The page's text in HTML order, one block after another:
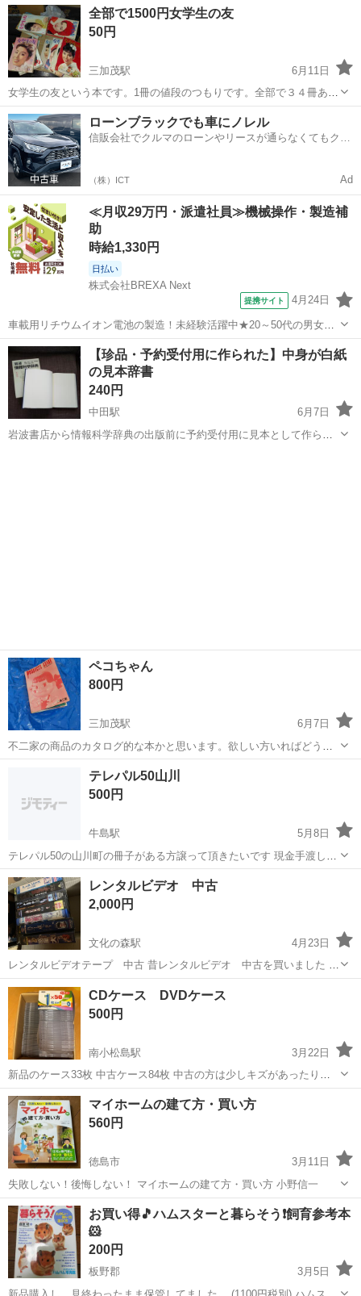
ー12点計20点あります。 まだまだ片付けてたら次々ポスターや カレ
ンダーや限定特大...
徳島 鳴門市 鳴門駅 その他 ポスター
全部で1500円女学生の友
50円
三加茂駅
6月11日
女学生の友という本です。1冊の値段のつもりです。全部で３４冊あり
ます。表紙に載っている芸能人によっては価値があるのもあるらしい
です。画像３は本の付録だと思います。付録も何十冊かあります。ま
とめてや複数買ってくれたら安くします...
徳島 三好郡 三加茂駅 その他
ローンブラックでも車にノレル
信販会社でクルマのローンやリースが通らなくてもクル
（株）ICT Ad
≪月収29万円・派遣社員≫機械操作・製造補
助
時給1,330円
日払い
株式会社BREXA Next
提携サイト 4月24日
車載用リチウムイオン電池の製造！未経験活躍中★20～50代の男女活
躍中！寮費無料★備品付き1R寮完備！自宅からマイカー通勤OK！無料
駐車場完備◎正社員登用制度あり！《徳島県板野郡松茂町》 人気の工
場のお仕事 ◇車載用リチウ...
徳島 その他
【珍品・予約受付用に作られた】中身が白紙
の見本辞書
240円
中田駅
6月7日
岩波書店から情報科学辞典の出版前に予約受付用に見本として作られ
ペコちゃん
800円
三加茂駅
6月7日
不二家の商品のカタログ的な本かと思います。欲しい方いればどう
ぞ。
三加茂駅 その他
テレパル50山川
500円
牛島駅
5月8日
テレパル50の山川町の冊子がある方譲って頂きたいです 現金手渡しに
て対応します
徳島 吉野川市 牛島駅 その他
レンタルビデオ 中古
2,000円
文化の森駅
4月23日
レンタルビデオテープ 中古 昔レンタルビデオ 中古を買いました 今
はデッキがないので 見れません 確認もできませんので 飾りとして
欲しい方
徳島 徳島市
CDケース DVDケース
500円
南小松島駅
3月22日
新品のケース33枚 中古ケース84枚 中古の方は少しキズがあったりし
ますが中にはほとんど目立たない物もあります。 割れなどはなく使用
に問題ありません。
徳島 小松島市 南小松島駅 その他 ケース
マイホームの建て方・買い方
560円
徳島市
3月11日
失敗しない！後悔しない！ マイホームの建て方・買い方 小野信一
徳島 徳島市 その他 マイホーム
お買い得🎵ハムスターと暮らそう❗飼育参考本
🐹
200円
板野郡
3月5日